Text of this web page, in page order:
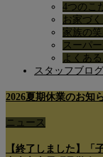
4つのこ
お家づ
家族の
スーパ
よくある
スタッフブログ
2026夏期休業のお知
ニュース
【終了しました】「